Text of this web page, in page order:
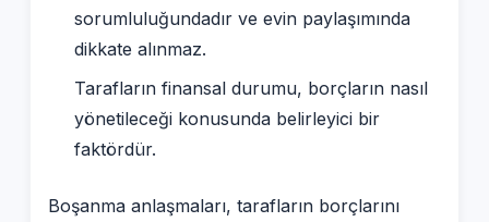
sorumluluğundadır ve evin paylaşımında
dikkate alınmaz.
Tarafların finansal durumu, borçların nasıl
yönetileceği konusunda belirleyici bir
faktördür.
Boşanma anlaşmaları, tarafların borçlarını